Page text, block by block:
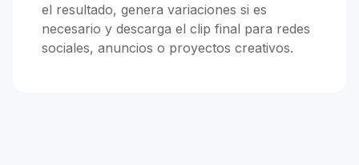
el resultado, genera variaciones si es
necesario y descarga el clip final para redes
sociales, anuncios o proyectos creativos.